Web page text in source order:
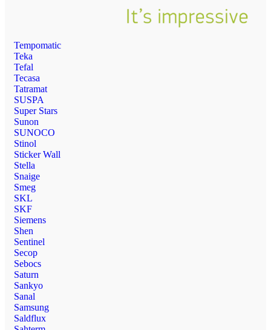
Tempomatic
Teka
Tefal
Tecasa
Tatramat
SUSPA
Super Stars
Sunon
SUNOCO
Stinol
Sticker Wall
Stella
Snaige
Smeg
SKL
SKF
Siemens
Shen
Sentinel
Secop
Sebocs
Saturn
Sankyo
Sanal
Samsung
Saldflux